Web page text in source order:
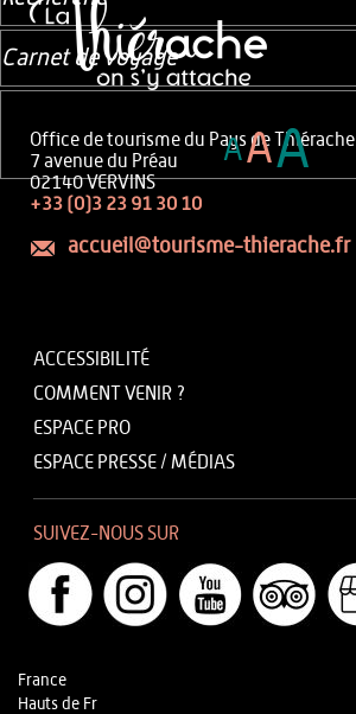
Office de tourisme du Pays de Thiérache
7 avenue du Préau
02140 VERVINS
+33 (0)3 23 91 30 10
accueil@tourisme-thierache.fr
ACCESSIBILITÉ
COMMENT VENIR ?
ESPACE PRO
ESPACE PRESSE / MÉDIAS
SUIVEZ-NOUS SUR
France
Hauts de Fr
Carnet de voyage
AAA